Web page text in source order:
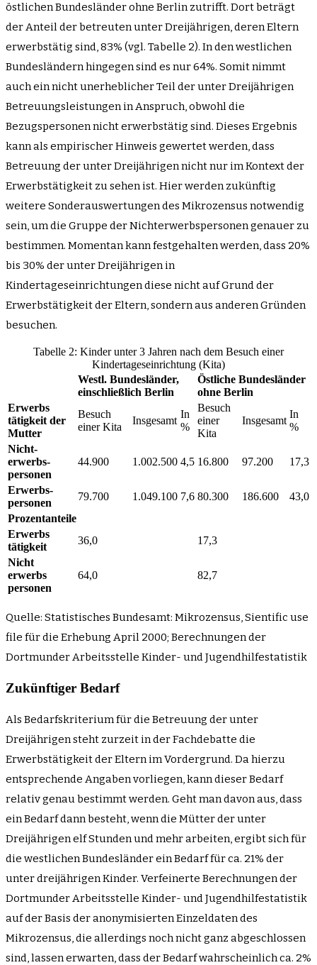
östlichen Bundesländer ohne Berlin zutrifft. Dort beträgt
der Anteil der betreuten unter Dreijährigen, deren Eltern
erwerbstätig sind, 83% (vgl. Tabelle 2). In den westlichen
Bundesländern hingegen sind es nur 64%. Somit nimmt
auch ein nicht unerheblicher Teil der unter Dreijährigen
Betreuungsleistungen in Anspruch, obwohl die
Bezugspersonen nicht erwerbstätig sind. Dieses Ergebnis
kann als empirischer Hinweis gewertet werden, dass
Betreuung der unter Dreijährigen nicht nur im Kontext der
Erwerbstätigkeit zu sehen ist. Hier werden zukünftig
weitere Sonderauswertungen des Mikrozensus notwendig
sein, um die Gruppe der Nichterwerbspersonen genauer zu
bestimmen. Momentan kann festgehalten werden, dass 20%
bis 30% der unter Dreijährigen in
Kindertageseinrichtungen diese nicht auf Grund der
Erwerbstätigkeit der Eltern, sondern aus anderen Gründen
besuchen.
Tabelle 2: Kinder unter 3 Jahren nach dem Besuch einer
Kindertageseinrichtung (Kita)
Westl. Bundesländer,
einschließlich Berlin
Östliche Bundesländer
ohne Berlin
Erwerbs
tätigkeit der
Mutter
Besuch
einer Kita
Insgesamt
In
%
Besuch
einer
Kita
Insgesamt
In
%
Nicht-
erwerbs-
personen
44.900 1.002.500 4,5 16.800 97.200 17,3
Erwerbs-
personen
79.700 1.049.100 7,6 80.300 186.600
43,0
Prozentanteile
Erwerbs
tätigkeit
36,0
17,3
Nicht
erwerbs
personen
64,0 82,7
Quelle: Statistisches Bundesamt: Mikrozensus, Sientific use
file für die Erhebung April 2000; Berechnungen der
Dortmunder Arbeitsstelle Kinder- und Jugendhilfestatistik
Zukünftiger Bedarf
Als Bedarfskriterium für die Betreuung der unter
Dreijährigen steht zurzeit in der Fachdebatte die
Erwerbstätigkeit der Eltern im Vordergrund. Da hierzu
entsprechende Angaben vorliegen, kann dieser Bedarf
relativ genau bestimmt werden. Geht man davon aus, dass
ein Bedarf dann besteht, wenn die Mütter der unter
Dreijährigen elf Stunden und mehr arbeiten, ergibt sich für
die westlichen Bundesländer ein Bedarf für ca. 21% der
unter dreijährigen Kinder. Verfeinerte Berechnungen der
Dortmunder Arbeitsstelle Kinder- und Jugendhilfestatistik
auf der Basis der anonymisierten Einzeldaten des
Mikrozensus, die allerdings noch nicht ganz abgeschlossen
sind, lassen erwarten, dass der Bedarf wahrscheinlich ca. 2%